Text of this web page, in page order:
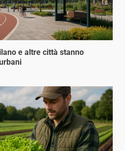
e altre città stanno